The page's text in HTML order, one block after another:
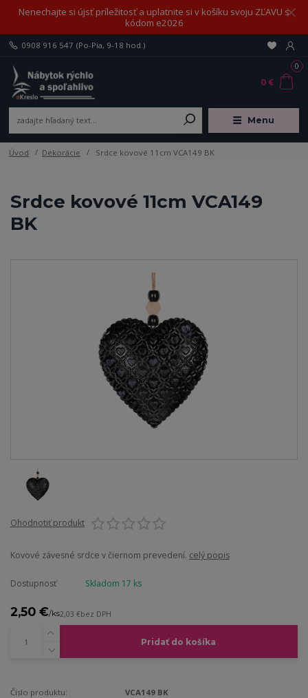
Nenechajte si újsť príležitosť a uplatnite si v košíku svoju ZĽAVU s
kódom e2026
Menu
0908 916 547 (Po-Pia, 9-18 hod.)
0
0 €
Úvod Dekorácie Srdce kovové 11cm VCA149 BK
Srdce kovové 11cm VCA149
BK
Ohodnotiť produkt
Kovové závesné srdce v čiernom prevedení. celý popis
Dostupnosť Skladom 17 ks
2,50 €/ks2,03 €bez DPH
Pridať do košíka
Číslo produktu:
VCA149 BK